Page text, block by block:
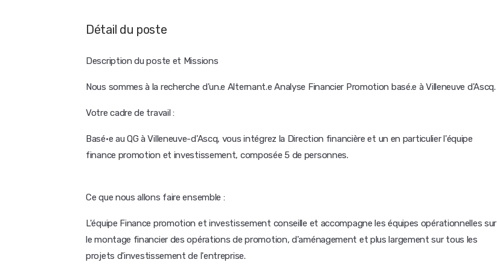
Détail du poste
Description du poste et Missions
Nous sommes à la recherche d'un.e Alternant.e Analyse Financier Promotion basé.e à Villeneuve d'Ascq.
Votre cadre de travail :
Basé·e au QG à Villeneuve-d'Ascq, vous intégrez la Direction financière et un en particulier l'équipe
finance promotion et investissement, composée 5 de personnes.
Ce que nous allons faire ensemble :
L'équipe Finance promotion et investissement conseille et accompagne les équipes opérationnelles sur
le montage financier des opérations de promotion, d'aménagement et plus largement sur tous les
projets d'investissement de l'entreprise.